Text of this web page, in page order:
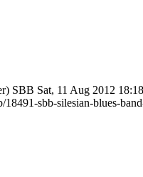
SBB Sat, 11 Aug 2012
sbb-silesian-blues-